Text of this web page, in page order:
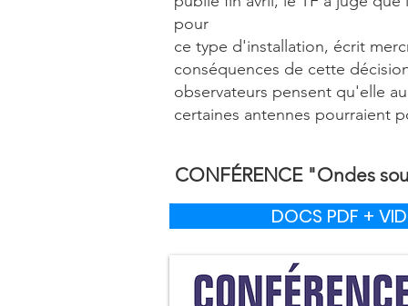
pour
ce type d'installation, écrit
conséquences de cette
observateurs pensent qu'elle
certaines antennes pourraient
CONFÉRENCE "Ondes
DOCS PDF +